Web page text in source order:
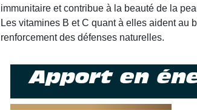
immunitaire et contribue à la beauté de la
Les vitamines B et C quant à elles aident au
renforcement des défenses naturelles.
Apport en